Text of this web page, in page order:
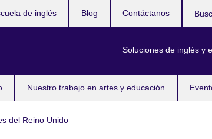
Nuestro trabajo en artes y educación
Soluciones de inglés y
de inglés Blog Contáctanos
del Reino Unido